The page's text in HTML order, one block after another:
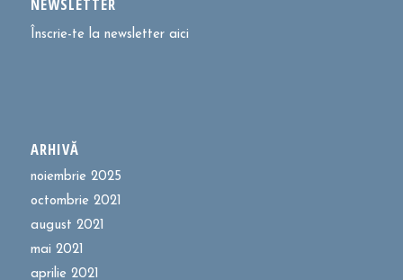
Înscrie-te la newsletter aici
ARHIVĂ
noiembrie 2025
octombrie 2021
august 2021
mai 2021
aprilie 2021